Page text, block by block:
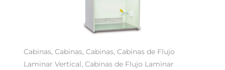
Cabinas, Cabinas, Cabinas, Cabinas de Flujo
Laminar Vertical, Cabinas de Flujo Laminar